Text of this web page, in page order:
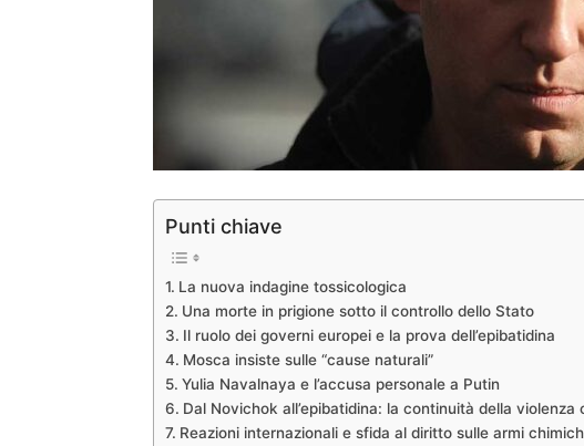
Punti chiave
La nuova indagine tossicologica
Una morte in prigione sotto il controllo dello Stato
Il ruolo dei governi europei e la prova dell’epibatidina
Mosca insiste sulle “cause naturali”
Yulia Navalnaya e l’accusa personale a Putin
Dal Novichok all’epibatidina: la continuità della violenza
Reazioni internazionali e sfida al diritto sulle armi